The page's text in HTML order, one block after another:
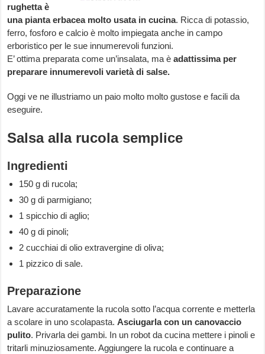
rughetta è
una pianta erbacea molto usata in cucina. Ricca di potassio,
ferro, fosforo e calcio è molto impiegata anche in campo
erboristico per le sue innumerevoli funzioni.
E’ ottima preparata come un’insalata, ma èadattissima per
preparare innumerevoli varietà di salse.
Oggi ve ne illustriamo un paio molto molto gustose e facili da
eseguire.
Salsa alla rucola semplice
Ingredienti
150 g di rucola;
30 g di parmigiano;
1 spicchio di aglio;
40 g di pinoli;
2 cucchiai di olio extravergine di oliva;
1 pizzico di sale.
Preparazione
Lavare accuratamente la rucola sotto l’acqua corrente e metterla
a scolare in uno scolapasta.Asciugarla con un canovaccio
pulito. Privarla dei gambi. In un robot da cucina mettere i pinoli e
tritarli minuziosamente. Aggiungere la rucola e continuare a